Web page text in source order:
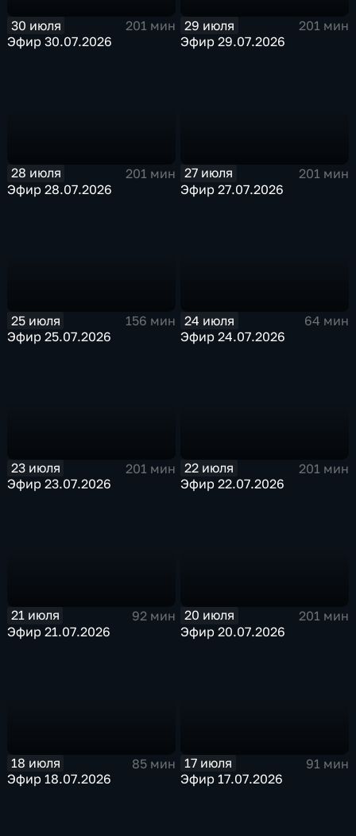
30 июля
201 мин
Эфир 30.07.2026
29 июля
201 мин
Эфир 29.07.2026
28 июля
201 мин
Эфир 28.07.2026
27 июля
201 мин
Эфир 27.07.2026
25 июля
156 мин
Эфир 25.07.2026
24 июля
64 мин
Эфир 24.07.2026
23 июля
201 мин
Эфир 23.07.2026
22 июля
201 мин
Эфир 22.07.2026
21 июля
92 мин
Эфир 21.07.2026
20 июля
201 мин
Эфир 20.07.2026
18 июля
85 мин
Эфир 18.07.2026
17 июля
91 мин
Эфир 17.07.2026